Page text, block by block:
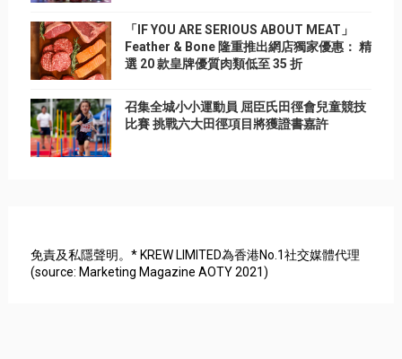
「IF YOU ARE SERIOUS ABOUT MEAT」
Feather & Bone 隆重推出網店獨家優惠： 精
選 20 款皇牌優質肉類低至 35 折
召集全城小小運動員 屈臣氏田徑會兒童競技
比賽 挑戰六大田徑項目將獲證書嘉許
免責及私隱聲明。* KREW LIMITED為香港No.1社交媒體代理
(source: Marketing Magazine AOTY 2021)